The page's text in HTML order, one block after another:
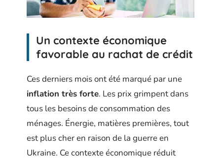
Un contexte économique
favorable au rachat de crédit
Ces derniers mois ont été marqué par une
inflation très forte. Les prix grimpent dans
tous les besoins de consommation des
ménages. Énergie, matières premières, tout
est plus cher en raison de la guerre en
Ukraine. Ce contexte économique réduit